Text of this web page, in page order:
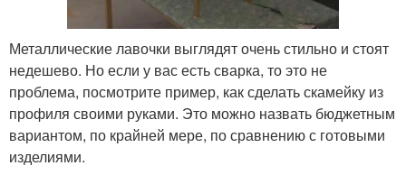
Металлические лавочки выглядят очень стильно и стоят
недешево. Но если у вас есть сварка, то это не
проблема, посмотрите пример, как сделать скамейку из
профиля своими руками. Это можно назвать бюджетным
вариантом, по крайней мере, по сравнению с готовыми
изделиями.